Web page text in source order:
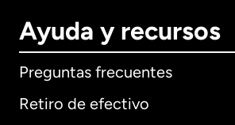
Ayuda y recursos
Preguntas frecuentes
Retiro de efectivo